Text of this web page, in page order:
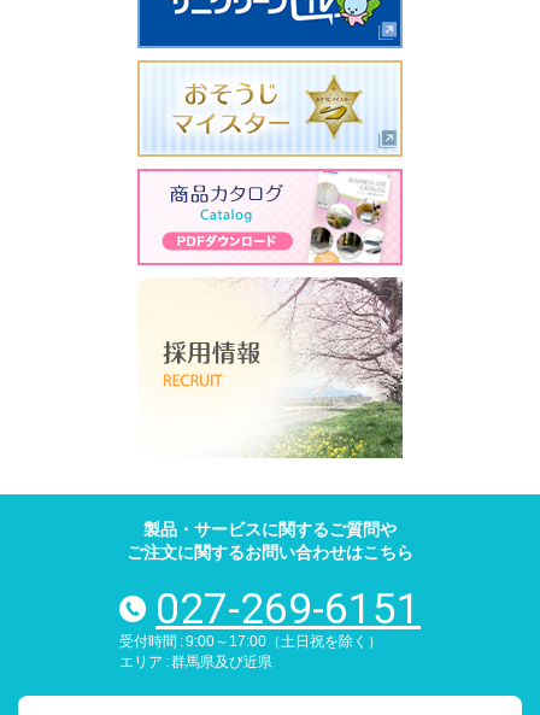
製品・サービスに関するご質問や
ご注文に関するお問い合わせはこちら
電話番号
027-269-6151
受付時間 9:00～17:00（土日祝を除く）
エリア 群馬県及び近県